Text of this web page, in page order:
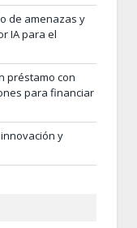
de amenazas y
IA para el
préstamo con
para financiar
y